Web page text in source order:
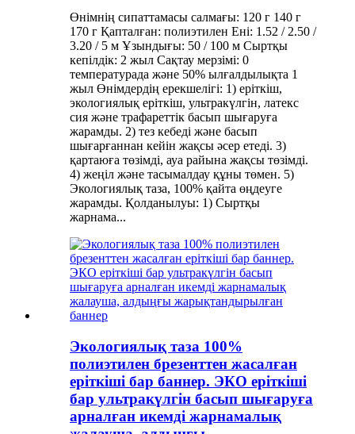
Өнімнің сипаттамасы салмағы: 120 г 140 г
170 г Қапталған: полиэтилен Ені: 1.52 / 2.50 /
3.20 / 5 м Ұзындығы: 50 / 100 м Сыртқы
кепілдік: 2 жыл Сақтау мерзімі: 0
температурада және 50% ылғалдылықта 1
жыл Өнімдердің ерекшелігі: 1) еріткіш,
экологиялық еріткіш, ультракүлгін, латекс
сия және трафареттік басып шығаруға
жарамды. 2) тез кебеді және басып
шығарғаннан кейін жақсы әсер етеді. 3)
қартаюға төзімді, ауа райына жақсы төзімді.
4) жеңіл және тасымалдау құны төмен. 5)
Экологиялық таза, 100% қайта өңдеуге
жарамды. Қолданылуы: 1) Сыртқы
жарнама...
Экологиялық таза 100%
полиэтилен брезенттен жасалған
еріткіші бар баннер. ЭКО еріткіші
бар ультракүлгін басып шығаруға
арналған икемді жарнамалық